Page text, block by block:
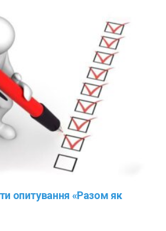
опитування «Разом як